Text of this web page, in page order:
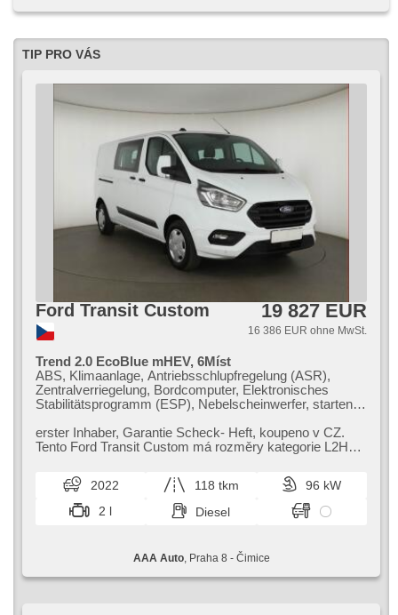
senzory přední, parkovací senzory zadní, Getönte
svícení, Android Auto, Apple CarPlay, digitální příjem rádia
(DAB)
TIP PRO VÁS
Ford Transit Custom 19 827 EUR
16 386 EUR ohne MwSt.
Trend 2.0 EcoBlue mHEV, 6Míst
ABS, Klimaanlage, Antriebsschlupfregelung (ASR),
Zentralverriegelung, Bordcomputer, Elektronisches
Stabilitätsprogramm (ESP), Nebelscheinwerfer, starten
2x Airbag, beheizte Frontscheibe, Parkassistent, El.
Spiegel, Servolenkung, El. Seitenscheiben, Autoradio,
erster Inhaber,​ Garantie Scheck​- Heft,​ koupeno v CZ.
Tento Ford Transit Custom má rozměry kategorie L2H1,​
2022 118 tkm
96 kW
2 l
Diesel
AAA Auto, Praha 8 - Čimice